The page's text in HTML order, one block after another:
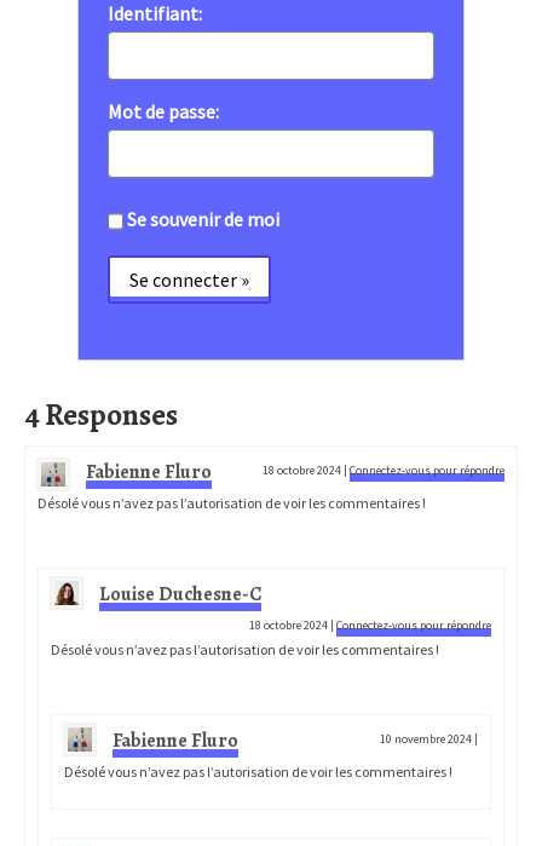
Identifiant:
Mot de passe:
Se souvenir de moi
4 Responses
Fabienne Fluro 18 octobre 2024 | Connectez-vous pour répondre
Désolé vous n’avez pas l’autorisation de voir les commentaires !
Louise Duchesne-C
18 octobre 2024 | Connectez-vous pour répondre
Désolé vous n’avez pas l’autorisation de voir les commentaires !
Fabienne Fluro 10 novembre 2024 |
Désolé vous n’avez pas l’autorisation de voir les commentaires !